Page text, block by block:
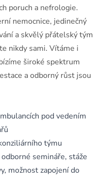
poruch a nefrologie.
nemocnice, jedinečný
a skvělý přátelský tým
nikdy sami. Vítáme i
široké spektrum
a odborný růst jsou
pod vedením
týmu
semináře, stáže
možnost zapojení do